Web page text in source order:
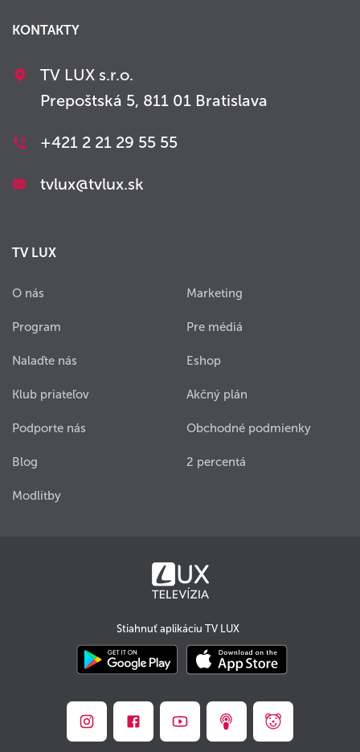
KONTAKTY
TV LUX s.r.o.
Prepoštská 5, 811 01 Bratislava
+421 2 21 29 55 55
tvlux@tvlux.sk
TV LUX
O nás
Program
Nalaďte nás
Klub priateľov
Podporte nás
Blog
Modlitby
Marketing
Pre médiá
Eshop
Akčný plán
Obchodné podmienky
2 percentá
Stiahnuť aplikáciu TV LUX